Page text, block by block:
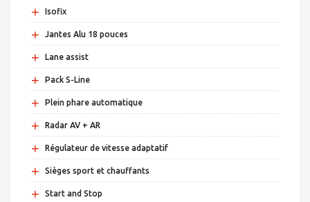
+ Isofix
+ Jantes Alu 18 pouces
+ Lane assist
+ Pack S-Line
+ Plein phare automatique
+ Radar AV + AR
+ Régulateur de vitesse adaptatif
+ Sièges sport et chauffants
+ Start and Stop